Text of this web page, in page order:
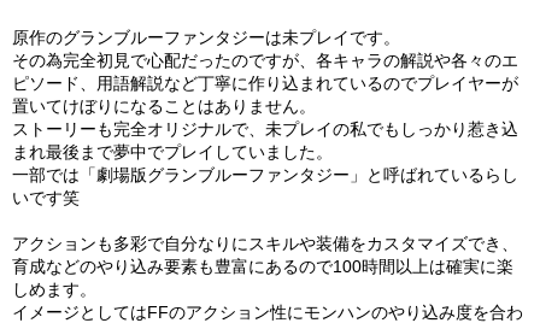
原作のグランブルーファンタジーは未プレイです。
その為完全初見で心配だったのですが、各キャラの解説や各々のエ
ピソード、用語解説など丁寧に作り込まれているのでプレイヤーが
置いてけぼりになることはありません。
ストーリーも完全オリジナルで、未プレイの私でもしっかり惹き込
まれ最後まで夢中でプレイしていました。
一部では「劇場版グランブルーファンタジー」と呼ばれているらし
いです笑
アクションも多彩で自分なりにスキルや装備をカスタマイズでき、
育成などのやり込み要素も豊富にあるので100時間以上は確実に楽
しめます。
イメージとしてはFFのアクション性にモンハンのやり込み度を合わ